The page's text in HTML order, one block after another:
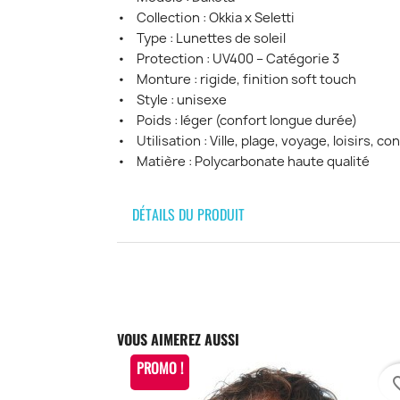
• Collection : Okkia x Seletti
• Type : Lunettes de soleil
• Protection : UV400 – Catégorie 3
• Monture : rigide, finition soft touch
• Style : unisexe
• Poids : léger (confort longue durée)
• Utilisation : Ville, plage, voyage, loisirs,
• Matière : Polycarbonate haute qualité
DÉTAILS DU PRODUIT
VOUS AIMEREZ AUSSI
PROMO !